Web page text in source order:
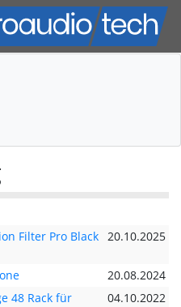
Filter Pro Black 20.10.2025
20.08.2024
48 Rack für
04.10.2022